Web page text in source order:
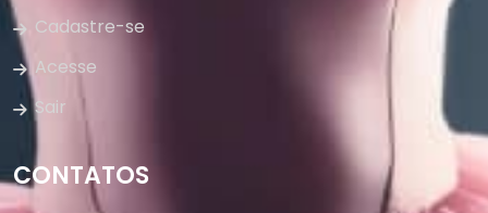
Cadastre-se
Acesse
Sair
CONTATOS